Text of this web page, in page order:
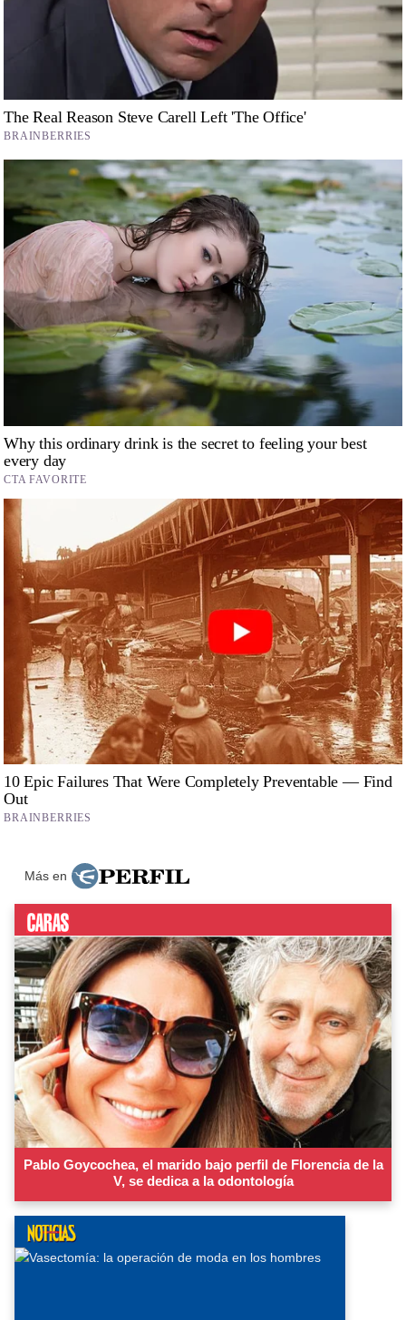
Más en
Pablo Goycochea, el marido bajo perfil de Florencia de la
V, se dedica a la odontología